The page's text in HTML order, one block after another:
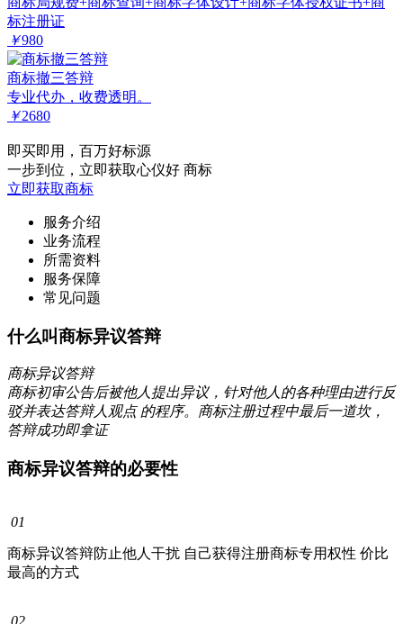
标注册证
￥980
商标撤三答辩
专业代办，收费透明。
￥2680
即买即用，百万好标源
一步到位，立即获取心仪好 商标
立即获取商标
服务介绍
业务流程
所需资料
服务保障
常见问题
什么叫商标异议答辩
商标异议答辩
商标初审公告后被他人提出异议，针对他人的各种理由进行反
驳并表达答辩人观点 的程序。商标注册过程中最后一道坎，
答辩成功即拿证
商标异议答辩的必要性
01
商标异议答辩防止他人干扰 自己获得注册商标专用权性 价比
最高的方式
02